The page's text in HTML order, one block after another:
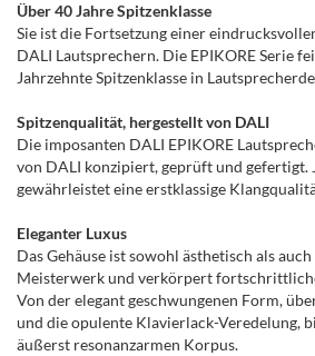
Über 40 Jahre Spitzenklasse
Sie ist die Fortsetzung einer
DALI Lautsprechern. Die EPIKORE Serie
Jahrzehnte Spitzenklasse in
Spitzenqualität, hergestellt von DALI
Die imposanten DALI EPIKORE
von DALI konzipiert, geprüft und gefertigt.
gewährleistet eine erstklassige
Eleganter Luxus
Das Gehäuse ist sowohl ästhetisch als
Meisterwerk und verkörpert
Von der elegant geschwungenen Form,
und die opulente Klavierlack-Veredelung,
äußerst resonanzarmen Korpus.